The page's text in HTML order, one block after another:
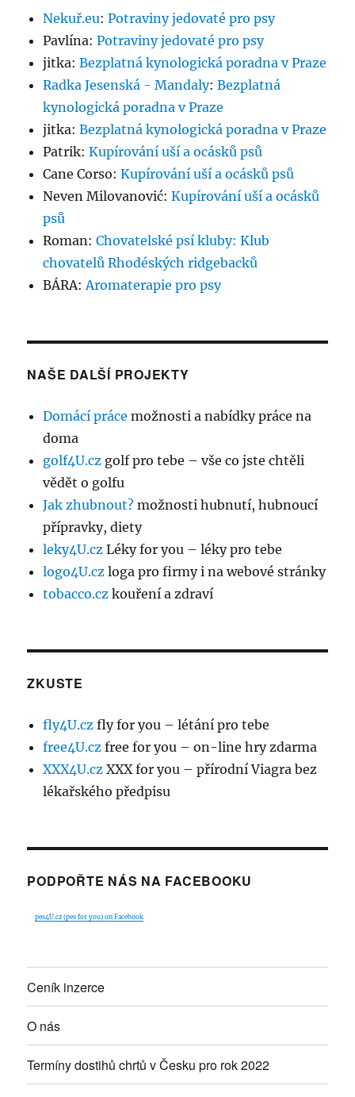
Nekuř.eu:Potraviny jedovaté pro psy
Pavlína:Potraviny jedovaté pro psy
jitka:Bezplatná kynologická poradna v Praze
Radka Jesenská - Mandaly:Bezplatná
kynologická poradna v Praze
jitka:Bezplatná kynologická poradna v Praze
Patrik:Kupírování uší a ocásků psů
Cane Corso:Kupírování uší a ocásků psů
Neven Milovanović:Kupírování uší a ocásků
psů
Roman:Chovatelské psí kluby: Klub
chovatelů Rhodéských ridgebacků
BÁRA:Aromaterapie pro psy
NAŠE DALŠÍ PROJEKTY
Domácí práce možnosti a nabídky práce na
doma
golf4U.cz golf pro tebe – vše co jste chtěli
vědět o golfu
Jak zhubnout? možnosti hubnutí, hubnoucí
přípravky, diety
leky4U.cz Léky for you – léky pro tebe
logo4U.cz loga pro firmy i na webové stránky
tobacco.cz kouření a zdraví
ZKUSTE
fly4U.cz fly for you – létání pro tebe
free4U.cz free for you – on-line hry zdarma
XXX4U.cz XXX for you – přírodní Viagra bez
lékařského předpisu
PODPOŘTE NÁS NA FACEBOOKU
pes4U.cz (pes for you) on Facebook
Ceník inzerce
O nás
Termíny dostihů chrtů v Česku pro rok 2022